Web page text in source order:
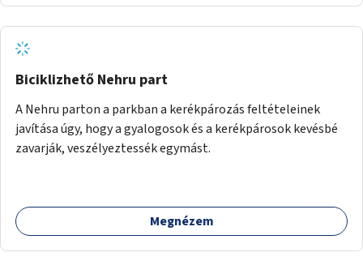
Biciklizhető Nehru part
A Nehru parton a parkban a kerékpározás feltételeinek
javítása úgy, hogy a gyalogosok és a kerékpárosok kevésbé
zavarják, veszélyeztessék egymást.
Megnézem